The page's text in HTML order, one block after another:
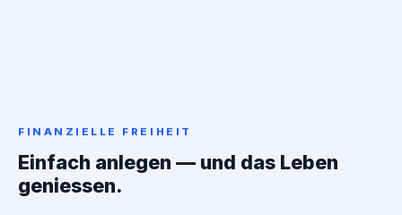
FINANZIELLE FREIHEIT
Einfach anlegen — und das Leben
geniessen.